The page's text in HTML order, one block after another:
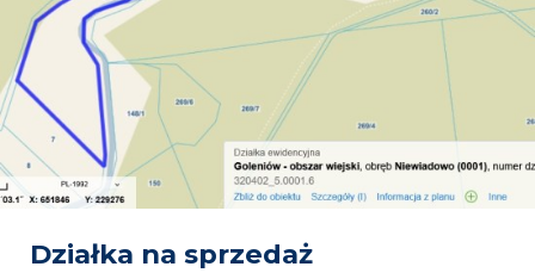
Działka na sprzedaż